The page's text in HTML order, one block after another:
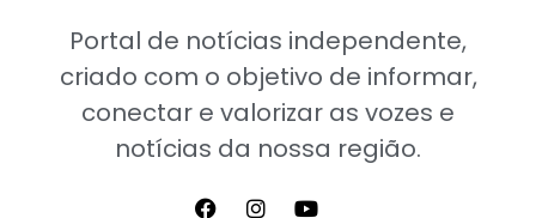
Portal de notícias independente,
criado com o objetivo de informar,
conectar e valorizar as vozes e
notícias da nossa região.